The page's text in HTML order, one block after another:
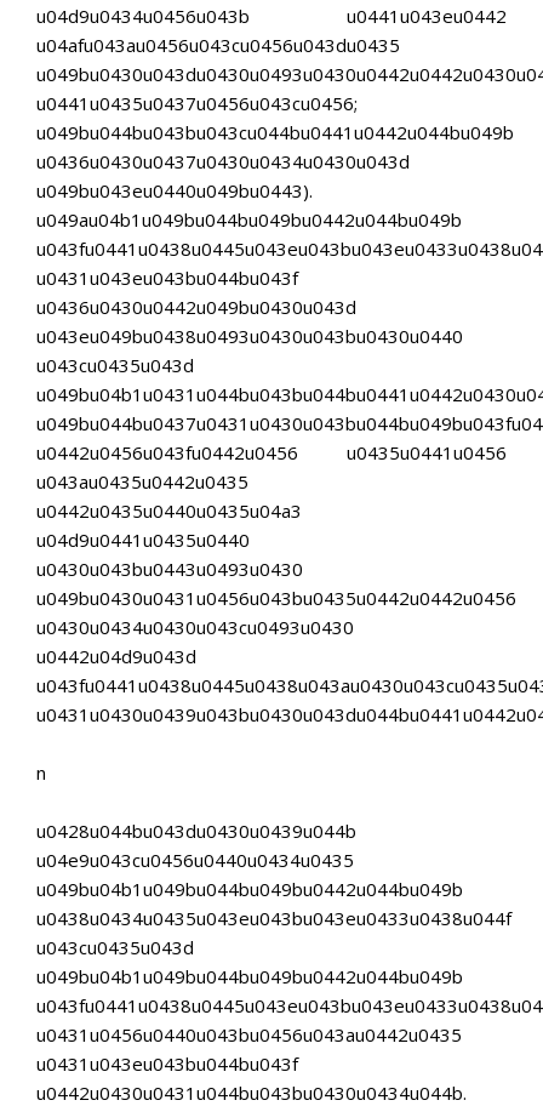
u04d9u0434u0456u043b u0441u043eu0442
u04afu043au0456u043cu0456u043du0435
u0441u0435u0437u0456u043cu0456;
u049bu044bu043bu043cu044bu0441u0442u044bu049b
u0436u0430u0437u0430u0434u0430u043d
u049bu043eu0440u049bu0443).
u049au04b1u049bu044bu049bu0442u044bu049b
u0431u043eu043bu044bu043f
u0436u0430u0442u049bu0430u043d
u043eu049bu0438u0493u0430u043bu0430u0440
u043cu0435u043d
u0442u0456u043fu0442u0456 u0435u0441u0456
u043au0435u0442u0435
u0442u0435u0440u0435u04a3
u04d9u0441u0435u0440
u0430u043bu0443u0493u0430
u049bu0430u0431u0456u043bu0435u0442u0442u0456
u0430u0434u0430u043cu0493u0430
u0442u04d9u043d
n
u0428u044bu043du0430u0439u044b
u04e9u043cu0456u0440u0434u0435
u049bu04b1u049bu044bu049bu0442u044bu049b
u0438u0434u0435u043eu043bu043eu0433u0438u044f
u043cu0435u043d
u049bu04b1u049bu044bu049bu0442u044bu049b
u0431u0456u0440u043bu0456u043au0442u0435
u0431u043eu043bu044bu043f
u0442u0430u0431u044bu043bu0430u0434u044b.